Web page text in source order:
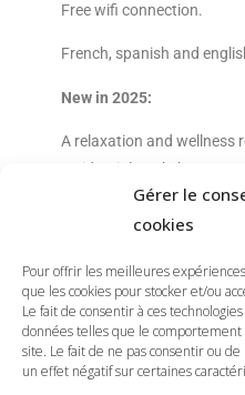
Gérer le
cookies
Pour offrir les meilleures
que les cookies pour stocker et/ou
Le fait de consentir à ces
données telles que le
site. Le fait de ne pas consentir ou
un effet négatif sur certaines
Free wifi connection.
French, spanish and
New in 2025:
A relaxation and wellness
residential workshops.
CHECK THE RATES ON